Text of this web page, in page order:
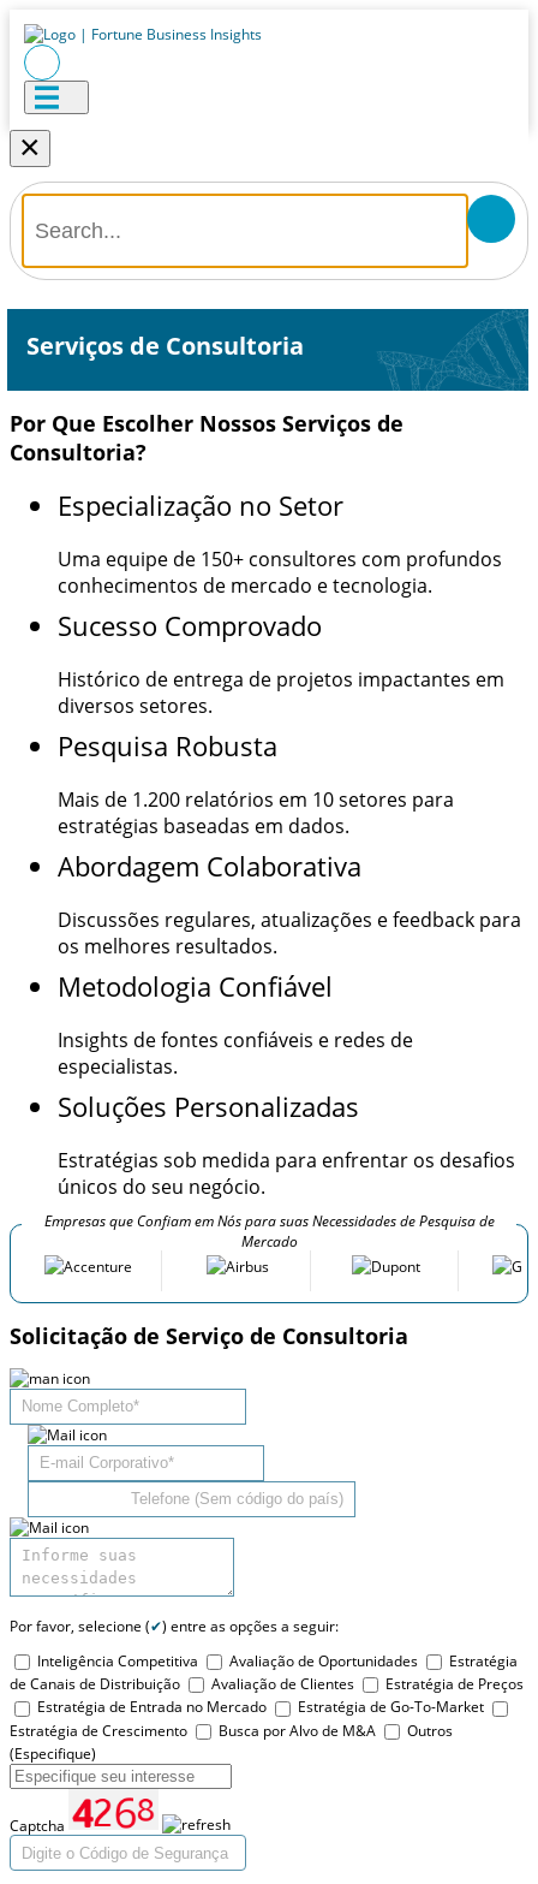
×
Serviços de Consultoria
Por Que Escolher Nossos Serviços de
Consultoria?
Especialização no Setor
Uma equipe de 150+ consultores com profundos
conhecimentos de mercado e tecnologia.
Sucesso Comprovado
Histórico de entrega de projetos impactantes em
diversos setores.
Pesquisa Robusta
Mais de 1.200 relatórios em 10 setores para
estratégias baseadas em dados.
Abordagem Colaborativa
Discussões regulares, atualizações e feedback para
os melhores resultados.
Metodologia Confiável
Insights de fontes confiáveis e redes de
especialistas.
Soluções Personalizadas
Estratégias sob medida para enfrentar os desafios
únicos do seu negócio.
Empresas que Confiam em Nós para suas Necessidades de Pesquisa de
Mercado
Solicitação de Serviço de Consultoria
Por favor, selecione (✔) entre as opções a seguir:
Inteligência Competitiva
Avaliação de Oportunidades
Estratégia
de Canais de Distribuição
Avaliação de Clientes
Estratégia de Preços
Estratégia de Entrada no Mercado
Estratégia de Go-To-Market
Estratégia de Crescimento
Busca por Alvo de M&A
Outros
(Especifique)
Captcha